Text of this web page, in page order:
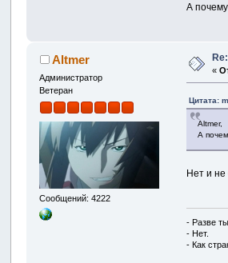
А
Altmer
Администратор
Ветеран
Сообщений: 4222
«
Цитата:
Altmer,
А
Нет и не
- Разве
- Нет.
- Как